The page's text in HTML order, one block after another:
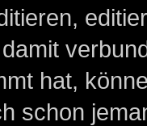
hat,
schon